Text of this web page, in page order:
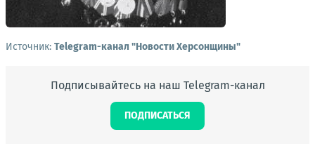
Источник: Telegram-канал "Новости Херсонщины"
Подписывайтесь на наш Telegram-канал
ПОДПИСАТЬСЯ